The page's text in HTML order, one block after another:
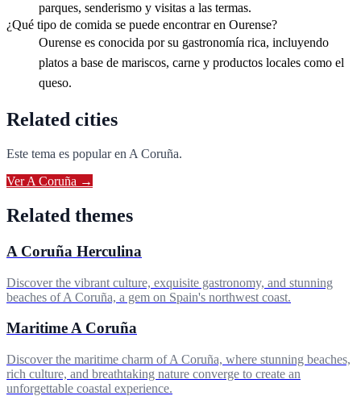
parques, senderismo y visitas a las termas.
¿Qué tipo de comida se puede encontrar en Ourense?
Ourense es conocida por su gastronomía rica, incluyendo
platos a base de mariscos, carne y productos locales como el
queso.
Related cities
Este tema es popular en A Coruña.
VerA Coruña →
Related themes
A Coruña Herculina
Discover the vibrant culture, exquisite gastronomy, and stunning
beaches of A Coruña, a gem on Spain's northwest coast.
Maritime A Coruña
Discover the maritime charm of A Coruña, where stunning beaches,
rich culture, and breathtaking nature converge to create an
unforgettable coastal experience.